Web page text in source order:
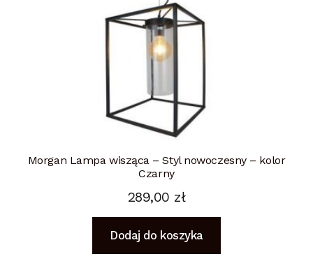
Morgan Lampa wisząca – Styl nowoczesny – kolor
Czarny
289,00 zł
Dodaj do koszyka